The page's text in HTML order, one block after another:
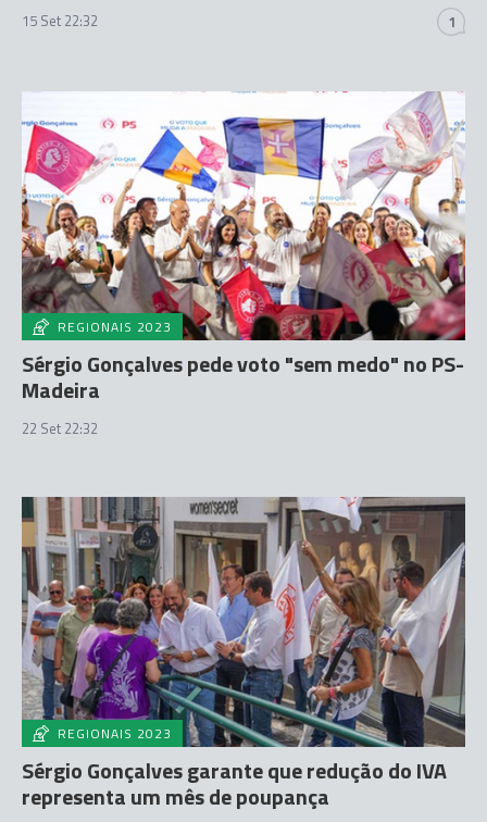
15 Set 22:32 1
REGIONAIS 2023
Sérgio Gonçalves pede voto "sem medo" no PS-
Madeira
22 Set 22:32
REGIONAIS 2023
Sérgio Gonçalves garante que redução do IVA
representa um mês de poupança